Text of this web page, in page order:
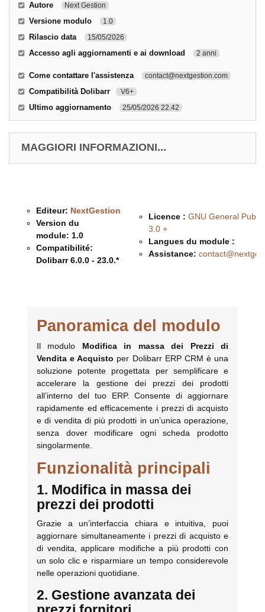
Autore Next Gestion
Versione modulo 1.0
Rilascio data 15/05/2026
Accesso agli aggiornamenti e ai download 2 anni
Come contattare l'assistenza contact@nextgestion.com
Compatibilità Dolibarr V6+
Ultimo aggiornamento 25/05/2026 22.42
MAGGIORI INFORMAZIONI...
Editeur: NextGestion
Version du
module: 1.0
Compatibilité:
Dolibarr 6.0.0 - 23.0.*
Licence : GNU General
3.0 +
Langues du module :
Assistance:
Panoramica del modulo
Il modulo Modifica in massa dei Prezzi di
Vendita e Acquisto per Dolibarr ERP CRM è una
soluzione potente progettata per semplificare e
accelerare la gestione dei prezzi dei prodotti
all’interno del tuo ERP. Consente di aggiornare
rapidamente ed efficacemente i prezzi di acquisto
e di vendita di più prodotti in un’unica operazione,
senza dover modificare ogni scheda prodotto
singolarmente.
Funzionalità principali
1. Modifica in massa dei
prezzi dei prodotti
Grazie a un’interfaccia chiara e intuitiva, puoi
aggiornare simultaneamente i prezzi di acquisto e
di vendita, applicare modifiche a più prodotti con
un solo clic e risparmiare un tempo considerevole
nelle operazioni quotidiane.
2. Gestione avanzata dei